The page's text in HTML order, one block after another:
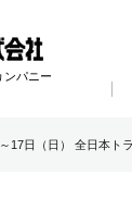
パニー
17日（日） 全日本ト